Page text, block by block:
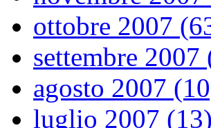
ottobre 2007
settembre 2007
agosto 2007
luglio 2007 (13)